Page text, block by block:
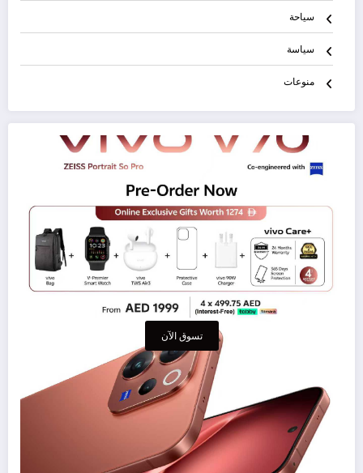
سياحة
سياسة
منوعات
تسوق الآن